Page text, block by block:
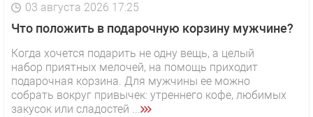
03 августа 2026 17:25
Что положить в подарочную корзину мужчине?
Когда хочется подарить не одну вещь, а целый
набор приятных мелочей, на помощь приходит
подарочная корзина. Для мужчины ее можно
собрать вокруг привычек: утреннего кофе, любимых
закусок или сладостей ...